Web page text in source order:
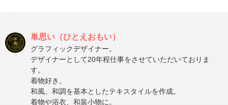
単思い（ひとえおもい）
グラフィックデザイナー。
デザイナーとして20年程仕事をさせていただいておりま
す。
着物好き。
和風、和調を基本としたテキスタイルを作成。
着物や浴衣、和装小物に。